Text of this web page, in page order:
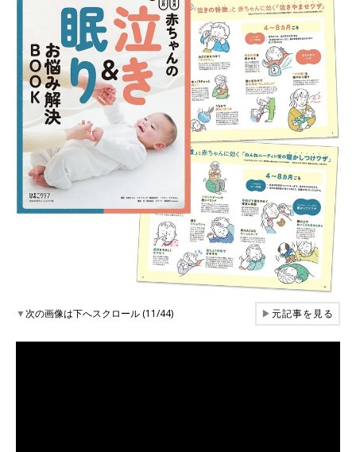
▼次の画像は下へスクロール (11/44) ▶元記事を見る